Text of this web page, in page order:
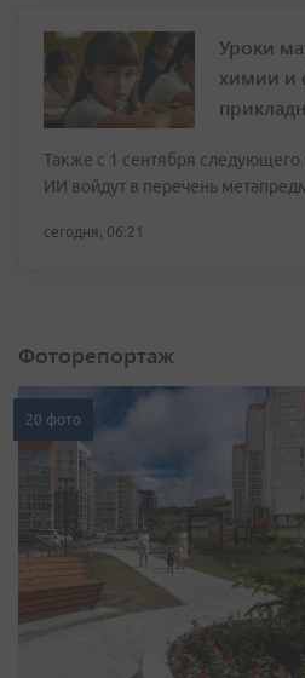
Уроки
химии и
Также с 1 сентября следующего
ИИ войдут в перечень
сегодня, 06:21
Фоторепортаж
20 фото